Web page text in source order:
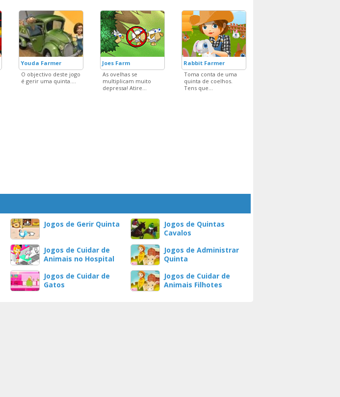
Youda Farmer
O objectivo deste jogo
é gerir uma quinta....
Joes Farm
As ovelhas se
multiplicam muito
depressa! Atire...
Rabbit Farmer
Toma conta de uma
quinta de coelhos.
Tens que...
Jogos de Gerir Quinta
Jogos de Quintas
Cavalos
Jogos de Cuidar de
Animais no Hospital
Jogos de Administrar
Quinta
Jogos de Cuidar de
Gatos
Jogos de Cuidar de
Animais Filhotes